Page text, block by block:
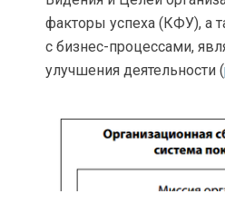
факторы успеха (КФУ), а
с бизнес-процессами,
улучшения деятельности (